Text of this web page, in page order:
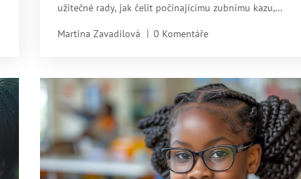
užitečné rady, jak čelit počínajícímu zubnímu kazu,
kterým se vyhnout.
Martina Zavadilová 0 Komentáře